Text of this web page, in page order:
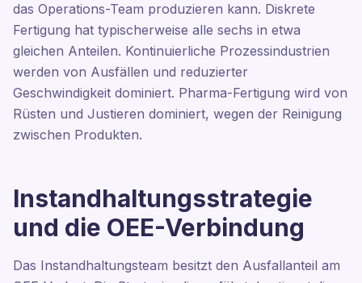
das Operations-Team produzieren kann. Diskrete
Fertigung hat typischerweise alle sechs in etwa
gleichen Anteilen. Kontinuierliche Prozessindustrien
werden von Ausfällen und reduzierter
Geschwindigkeit dominiert. Pharma-Fertigung wird von
Rüsten und Justieren dominiert, wegen der Reinigung
zwischen Produkten.
Instandhaltungsstrategie
und die OEE-Verbindung
Das Instandhaltungsteam besitzt den Ausfallanteil am